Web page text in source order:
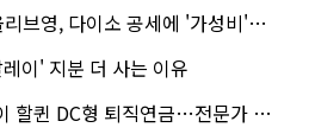
영, 다이소 공세에 '가성비'로 맞불
이' 지분 더 사는 이유
퀸 DC형 퇴직연금…전문가 조언은